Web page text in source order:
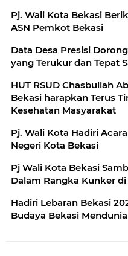
Pj. Wali Kota Bekasi
ASN Pemkot Bekasi
Data Desa Presisi
yang Terukur dan Tepat
HUT RSUD Chasbullah
Bekasi harapkan Terus
Kesehatan Masyarakat
Pj. Wali Kota Hadiri
Negeri Kota Bekasi
Pj Wali Kota Bekasi
Dalam Rangka Kunker
Hadiri Lebaran Bekasi
Budaya Bekasi Mendunia